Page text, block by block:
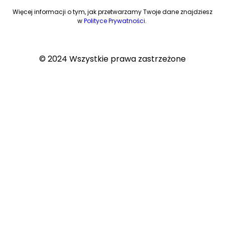
Więcej informacji o tym, jak przetwarzamy Twoje dane znajdziesz
wPolityce Prywatności.
© 2024 Wszystkie prawa zastrzeżone